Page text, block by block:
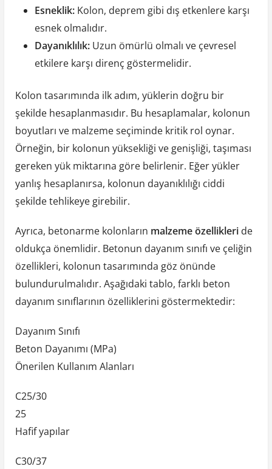
Esneklik:Kolon, deprem gibi dış etkenlere karşı
esnek olmalıdır.
Dayanıklılık:Uzun ömürlü olmalı ve çevresel
etkilere karşı direnç göstermelidir.
Kolon tasarımında ilk adım, yüklerin doğru bir
şekilde hesaplanmasıdır. Bu hesaplamalar, kolonun
boyutları ve malzeme seçiminde kritik rol oynar.
Örneğin, bir kolonun yüksekliği ve genişliği, taşıması
gereken yük miktarına göre belirlenir. Eğer yükler
yanlış hesaplanırsa, kolonun dayanıklılığı ciddi
şekilde tehlikeye girebilir.
Ayrıca, betonarme kolonların malzeme özellikleride
oldukça önemlidir. Betonun dayanım sınıfı ve çeliğin
özellikleri, kolonun tasarımında göz önünde
bulundurulmalıdır. Aşağıdaki tablo, farklı beton
dayanım sınıflarının özelliklerini göstermektedir:
Dayanım Sınıfı
Beton Dayanımı (MPa)
Önerilen Kullanım Alanları
C25/30
25
Hafif yapılar
C30/37